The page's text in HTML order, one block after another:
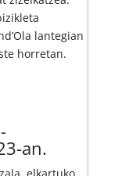
lantegian
horretan.
an.